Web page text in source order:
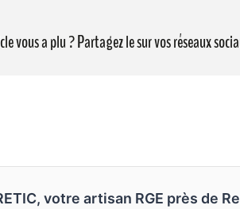
vous a plu ? Partagez le sur vos réseaux
votre artisan RGE près de